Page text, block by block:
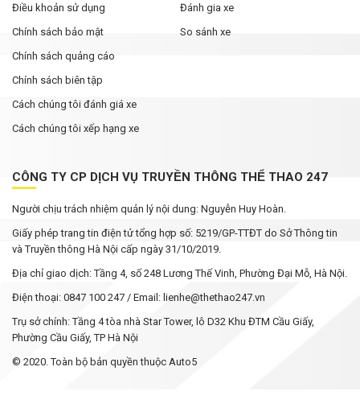
Điều khoản sử dụng
Chính sách bảo mật
Chính sách quảng cáo
Chính sách biên tập
Cách chúng tôi đánh giá xe
Cách chúng tôi xếp hạng xe
Đánh gia xe
So sánh xe
CÔNG TY CP DỊCH VỤ TRUYỀN THÔNG THỂ THAO 247
Người chịu trách nhiệm quản lý nội dung: Nguyễn Huy Hoàn.
Giấy phép trang tin điện tử tổng hợp số: 5219/GP-TTĐT do Sở Thông tin
và Truyền thông Hà Nội cấp ngày 31/10/2019.
Địa chỉ giao dịch: Tầng 4, số 248 Lương Thế Vinh, Phường Đại Mỗ, Hà Nội.
Điện thoại: 0847 100 247 / Email: lienhe@thethao247.vn
Trụ sở chính: Tầng 4 tòa nhà Star Tower, lô D32 Khu ĐTM Cầu Giấy,
Phường Cầu Giấy, TP Hà Nội
© 2020. Toàn bộ bản quyền thuộc Auto5